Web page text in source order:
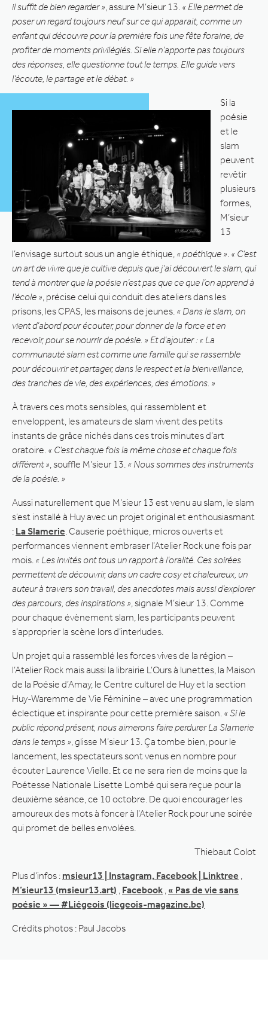
il suffit de bien regarder » , assure M’sieur 13. « Elle permet de
poser un regard toujours neuf sur ce qui apparait, comme un
enfant qui découvre pour la première fois une fête foraine, de
profiter de moments privilégiés. Si elle n’apporte pas toujours
des réponses, elle questionne tout le temps. Elle guide vers
l’écoute, le partage et le débat. »
Si la
poésie
et le
slam
peuvent
revêtir
plusieurs
formes,
M’sieur
13
l’envisage surtout sous un angle éthique, « poéthique » « C’est
un art de vivre que je cultive depuis que j’ai découvert le slam, qui
tend à montrer que la poésie n’est pas que ce que l’on apprend à
l’école » , précise celui qui conduit des ateliers dans les
prisons, les CPAS, les maisons de jeunes. « Dans le slam, on
vient d’abord pour écouter, pour donner de la force et en
recevoir, pour se nourrir de poésie. » Et d’ajouter : « La
communauté slam est comme une famille qui se rassemble
pour découvrir et partager, dans le respect et la bienveillance,
des tranches de vie, des expériences, des émotions. »
À travers ces mots sensibles, qui rassemblent et
enveloppent, les amateurs de slam vivent des petits
instants de grâce nichés dans ces trois minutes d’art
oratoire. « C’est chaque fois la même chose et chaque fois
différent » , souffle M’sieur 13. « Nous sommes des instruments
de la poésie. »
Aussi naturellement que M’sieur 13 est venu au slam, le slam
s’est installé à Huy avec un projet original et enthousiasmant
: La Slamerie . Causerie poéthique, micros ouverts et
performances viennent embraser l’Atelier Rock une fois par
mois. « Les invités ont tous un rapport à l’oralité. Ces soirées
permettent de découvrir, dans un cadre cosy et chaleureux, un
auteur à travers son travail, des anecdotes mais aussi d’explorer
des parcours, des inspirations » , signale M’sieur 13. Comme
pour chaque évènement slam, les participants peuvent
s’approprier la scène lors d’interludes.
Un projet qui a rassemblé les forces vives de la région –
l’Atelier Rock mais aussi la librairie L’Ours à lunettes, la Maison
de la Poésie d’Amay, le Centre culturel de Huy et la section
Huy-Waremme de Vie Féminine – avec une programmation
éclectique et inspirante pour cette première saison. « Si le
public répond présent, nous aimerons faire perdurer La Slamerie
dans le temps » , glisse M’sieur 13. Ça tombe bien, pour le
lancement, les spectateurs sont venus en nombre pour
écouter Laurence Vielle. Et ce ne sera rien de moins que la
Poétesse Nationale Lisette Lombé qui sera reçue pour la
deuxième séance, ce 10 octobre. De quoi encourager les
amoureux des mots à foncer à l’Atelier Rock pour une soirée
qui promet de belles envolées.
Thiebaut Colot
Plus d’infos : msieur13 | Instagram, Facebook | Linktree
M’sieur13 (msieur13.art) Facebook « Pas de vie sans
poésie » — #Liégeois (liegeois-magazine.be)
Crédits photos : Paul Jacobs